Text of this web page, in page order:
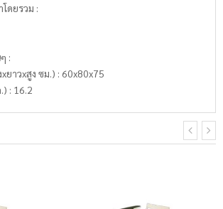
ดยรวม :
:
ยาวxสูง ซม.) : 60x80x75
: 16.2